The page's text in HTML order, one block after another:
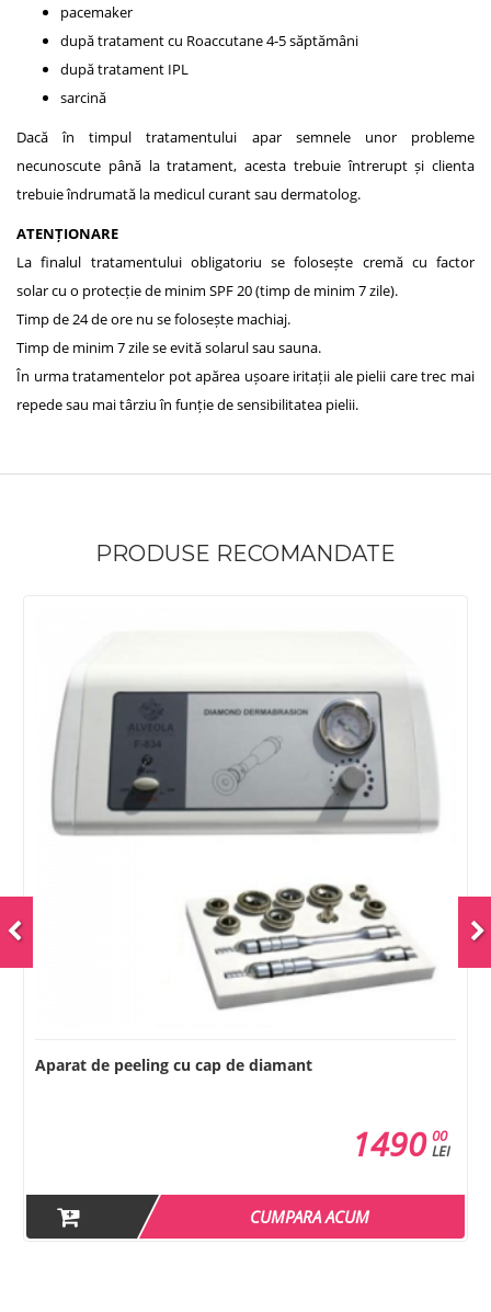
pacemaker
după tratament cu Roaccutane 4-5 săptămâni
după tratament IPL
sarcină
Dacă în timpul tratamentului apar semnele unor probleme
necunoscute până la tratament, acesta trebuie întrerupt și clienta
trebuie îndrumată la medicul curant sau dermatolog.
ATENȚIONARE
La finalul tratamentului obligatoriu se folosește cremă cu factor
solar cu o protecție de minim SPF 20 (timp de minim 7 zile).
Timp de 24 de ore nu se folosește machiaj.
Timp de minim 7 zile se evită solarul sau sauna.
În urma tratamentelor pot apărea ușoare iritații ale pielii care trec mai
repede sau mai târziu în funție de sensibilitatea pielii.
PRODUSE RECOMANDATE
Aparat de microdermabraziune si peeling - Modular
Plus
00
LEI
3490
CUMPARA ACUM